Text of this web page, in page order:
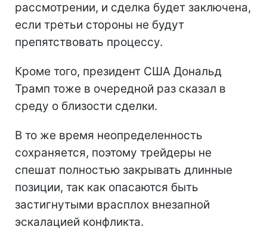
рассмотрении, и сделка будет заключена,
если третьи стороны не будут
препятствовать процессу.
Кроме того, президент США Дональд
Трамп тоже в очередной раз сказал в
среду о близости сделки.
В то же время неопределенность
сохраняется, поэтому трейдеры не
спешат полностью закрывать длинные
позиции, так как опасаются быть
застигнутыми врасплох внезапной
эскалацией конфликта.